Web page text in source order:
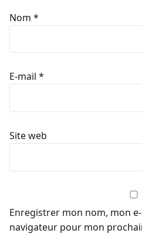
Nom *
E-mail *
Site web
Enregistrer mon nom, mon
navigateur pour mon